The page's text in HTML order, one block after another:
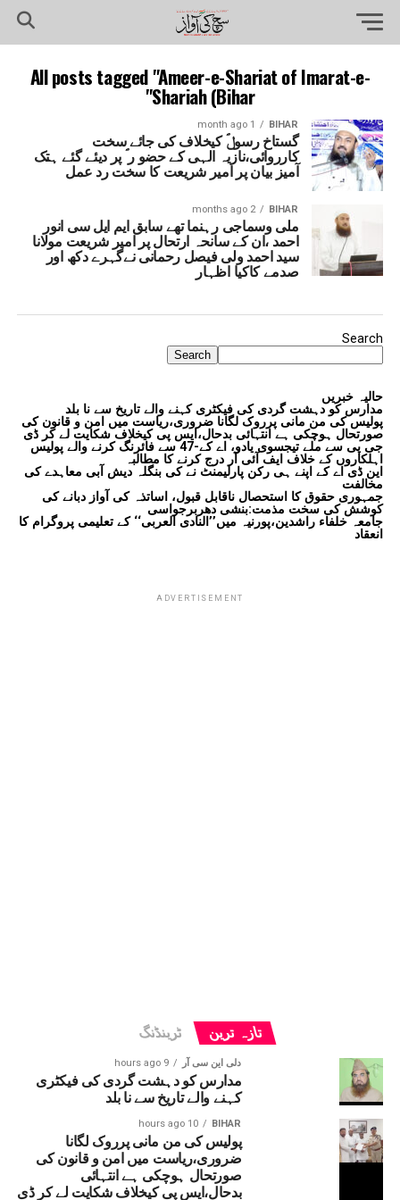
All posts tagged "Ameer-e-Shariat of Imarat-e-
Shariah (Bihar"
BIHAR
1 month ago
گستاخ رسولؐ کیخلاف کی جائے سخت
کارروائی،نازیہ الہی کے حضو ر ؐ پر دیئے گئے ہتک
آمیز بیان پر امیر شریعت کا سخت رد عمل
BIHAR
2 months ago
ملی وسماجی رہنما تھے سابق ایم ایل سی انور
احمد ،ان کے سانحہ ارتحال پر امیر شریعت مولانا
سید احمد ولی فیصل رحمانی نےگہرے دکھ اور
صدمے کاکیا اظہار
Search
Search
حالیہ خبریں
مدارس کو دہشت گردی کی فیکٹری کہنے والے تاریخ سے نا بلد
پولیس کی من مانی پرروک لگانا ضروری،ریاست میں امن و قانون کی
صورتحال ہوچکی ہے انتہائی بدحال،ایس پی کیخلاف شکایت لے کر ڈی
جی پی سے ملے تیجسوی یادو، اے کے-47 سے فائرنگ کرنے والے پولیس
اہلکاروں کے خلاف ایف آئی آر درج کرنے کا مطالبہ
این ڈی اے کے اپنے ہی رکن پارلیمنٹ نے کی بنگلہ دیش آبی معاہدے کی
مخالفت
جمہوری حقوق کا استحصال ناقابل قبول، اساتذہ کی آواز دبانے کی
کوشش کی سخت مذمت:بنشی دھربرجواسی
جامعہ خلفاء راشدین،پورنیہ میں’’النادی العربی‘‘ کے تعلیمی پروگرام کا
انعقاد
ADVERTISEMENT
تازہ ترین ٹرینڈنگ
دلی این سی آر 9 hours ago
مدارس کو دہشت گردی کی فیکٹری
کہنے والے تاریخ سے نا بلد
BIHAR
10 hours ago
پولیس کی من مانی پرروک لگانا
ضروری،ریاست میں امن و قانون کی
صورتحال ہوچکی ہے انتہائی
بدحال،ایس پی کیخلاف شکایت لے کر ڈی